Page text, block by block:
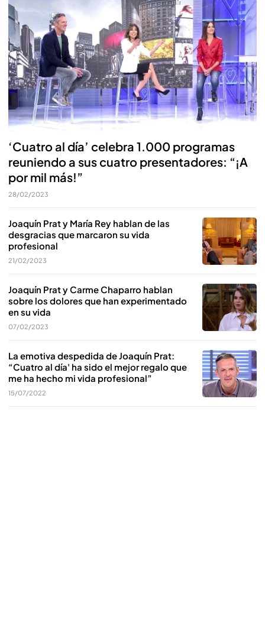
‘Cuatro al día’ celebra 1.000 programas
reuniendo a sus cuatro presentadores: “¡A
por mil más!”
28/02/2023
Joaquín Prat y María Rey hablan de las
desgracias que marcaron su vida
profesional
21/02/2023
Joaquín Prat y Carme Chaparro hablan
sobre los dolores que han experimentado
en su vida
07/02/2023
La emotiva despedida de Joaquín Prat:
“Cuatro al día' ha sido el mejor regalo que
me ha hecho mi vida profesional”
15/07/2022